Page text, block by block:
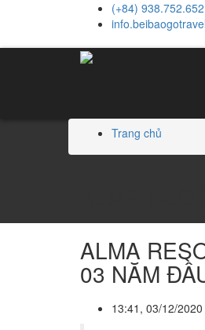
(+84) 938.752.652
Trang chủ
ALMA
03 NĂM
13:41, 03/12/2020